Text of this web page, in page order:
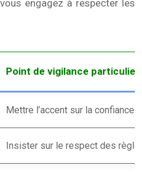
engagez à respecter les
Point de vigilance particulier
Mettre l’accent sur la confiance
Insister sur le respect des